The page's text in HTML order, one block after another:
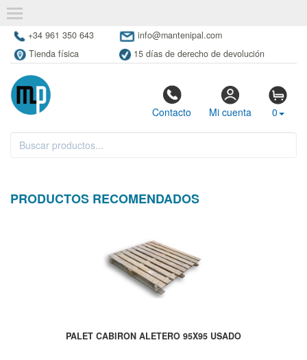
+34 961 350 643
info@mantenipal.com
Tienda física
15 días de derecho de devolución
Contacto Mi cuenta 0
PRODUCTOS RECOMENDADOS
PALET CABIRON ALETERO 95X95 USADO